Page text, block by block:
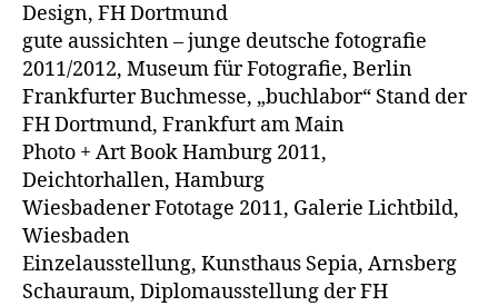
Design, FH Dortmund
gute aussichten – junge deutsche fotografie
2011/2012, Museum für Fotografie, Berlin
Frankfurter Buchmesse, „buchlabor“ Stand der
FH Dortmund, Frankfurt am Main
Photo + Art Book Hamburg 2011,
Deichtorhallen, Hamburg
Wiesbadener Fototage 2011, Galerie Lichtbild,
Wiesbaden
Einzelausstellung, Kunsthaus Sepia, Arnsberg
Schauraum, Diplomausstellung der FH